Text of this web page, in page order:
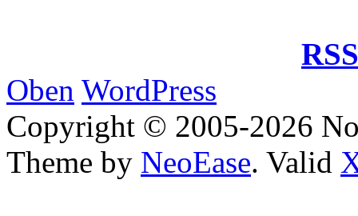
Oben WordPress
Copyright © 2005-2026
Theme by NeoEase. Valid